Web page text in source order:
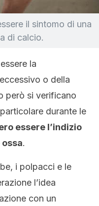
il sintomo di una
di calcio.
la
o della
però si verificano
durante le
essere l’indizio
.
i polpacci e le
l’idea
con un